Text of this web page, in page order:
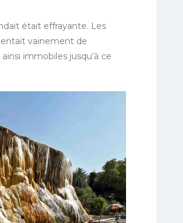
était effrayante. Les
vainement de
immobiles jusqu’à ce